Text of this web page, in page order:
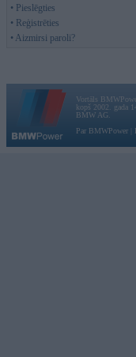
• Pieslēgties
• Reģistrēties
• Aizmirsi paroli?
Vortāls
kopš 2002. gada
BMW AG.
Par BMWPower